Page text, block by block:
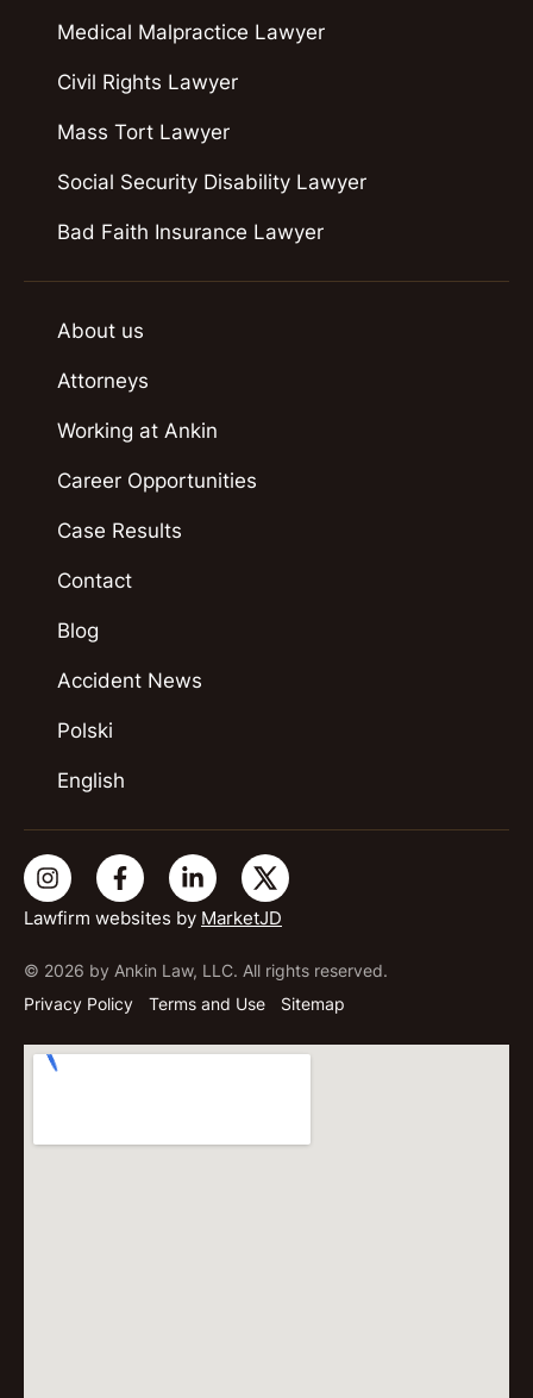
Lawfirm websites by MarketJD
© 2026 by Ankin Law, LLC. All rights reserved.
Privacy Policy
Terms and Use Sitemap
Medical Malpractice Lawyer
Civil Rights Lawyer
Mass Tort Lawyer
Social Security Disability Lawyer
Bad Faith Insurance Lawyer
About us
Attorneys
Working at Ankin
Career Opportunities
Case Results
Contact
Blog
Accident News
Polski
English